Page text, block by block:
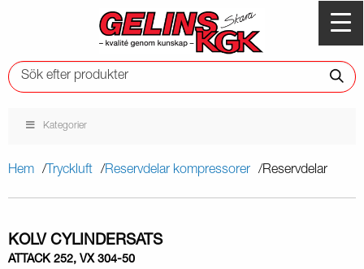
Kategorier
Hem Tryckluft Reservdelar kompressorer Reservdelar
KOLV CYLINDERSATS
ATTACK 252, VX 304-50